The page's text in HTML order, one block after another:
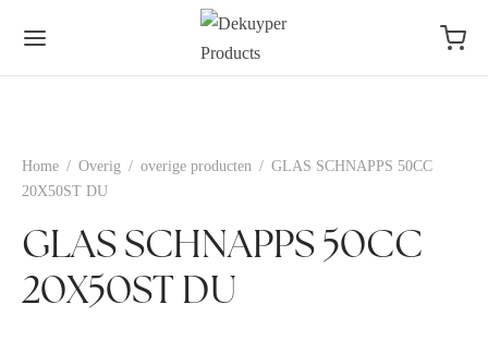
Home / Overig / overige producten / GLAS SCHNAPPS 50CC
20X50ST DU
GLAS SCHNAPPS 50CC
20X50ST DU